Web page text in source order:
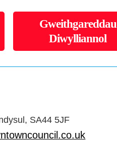
Gweithgareddau
Diwylliannol
SA44 5JF